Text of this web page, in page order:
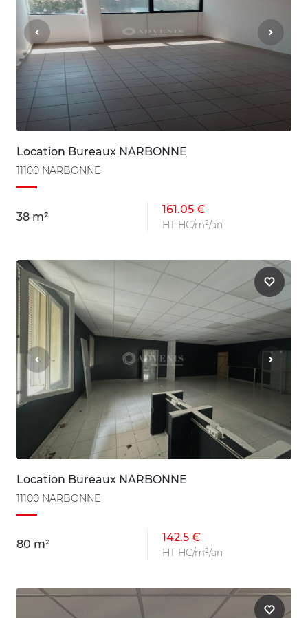
Location Bureaux NARBONNE
11100 NARBONNE
38 m²
161.05 €
HT HC/m²/an
Location Bureaux NARBONNE
11100 NARBONNE
80 m²
142.5 €
HT HC/m²/an